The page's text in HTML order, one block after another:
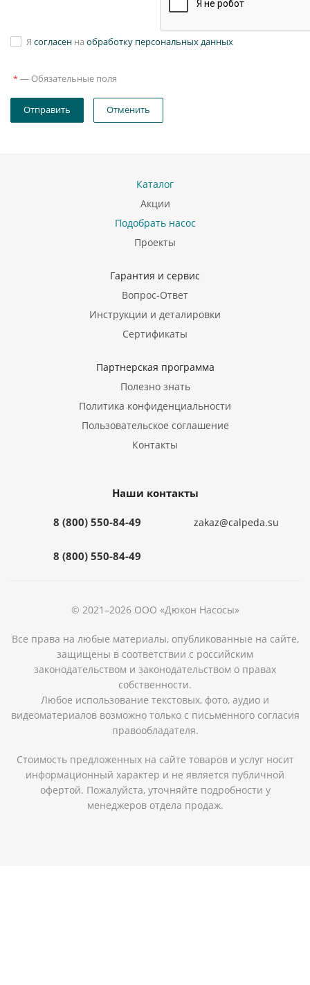
Я согласен на обработку персональных данных
* — Обязательные поля
Отправить Отменить
Каталог
Акции
Подобрать насос
Проекты
Гарантия и сервис
Вопрос-Ответ
Инструкции и деталировки
Сертификаты
Партнерская программа
Полезно знать
Политика конфиденциальности
Пользовательское соглашение
Контакты
Наши контакты
8 (800) 550-84-49
8 (800) 550-84-49
zakaz@calpeda.su
© 2021–2026 ООО «Дюкон Насосы»
Все права на любые материалы, опубликованные на сайте,
защищены в соответствии с российским
законодательством и законодательством о правах
собственности.
Любое использование текстовых, фото, аудио и
видеоматериалов возможно только с письменного согласия
правообладателя.
Стоимость предложенных на сайте товаров и услуг носит
информационный характер и не является публичной
офертой. Пожалуйста, уточняйте подробности у
менеджеров отдела продаж.